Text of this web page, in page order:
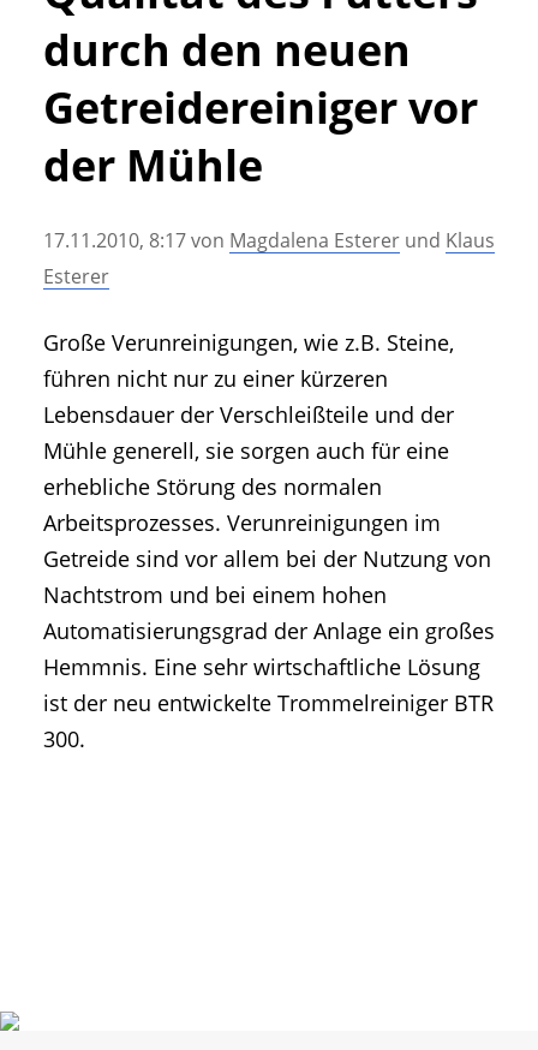
• Geschichte und Geschichten
• Messen und Veranstaltungen
• Mitteilung der Redaktion
• Agritechnica Neuheiten Archiv
• Artikel nach Hersteller/Marke
durch den neuen
Getreidereiniger vor
der Mühle
17.11.2010, 8:17von Magdalena Esterer und Klaus
Esterer
Große Verunreinigungen, wie z.B. Steine,
führen nicht nur zu einer kürzeren
Lebensdauer der Verschleißteile und der
Mühle generell, sie sorgen auch für eine
erhebliche Störung des normalen
Arbeitsprozesses. Verunreinigungen im
Getreide sind vor allem bei der Nutzung von
Nachtstrom und bei einem hohen
Automatisierungsgrad der Anlage ein großes
Hemmnis. Eine sehr wirtschaftliche Lösung
ist der neu entwickelte Trommelreiniger BTR
300.